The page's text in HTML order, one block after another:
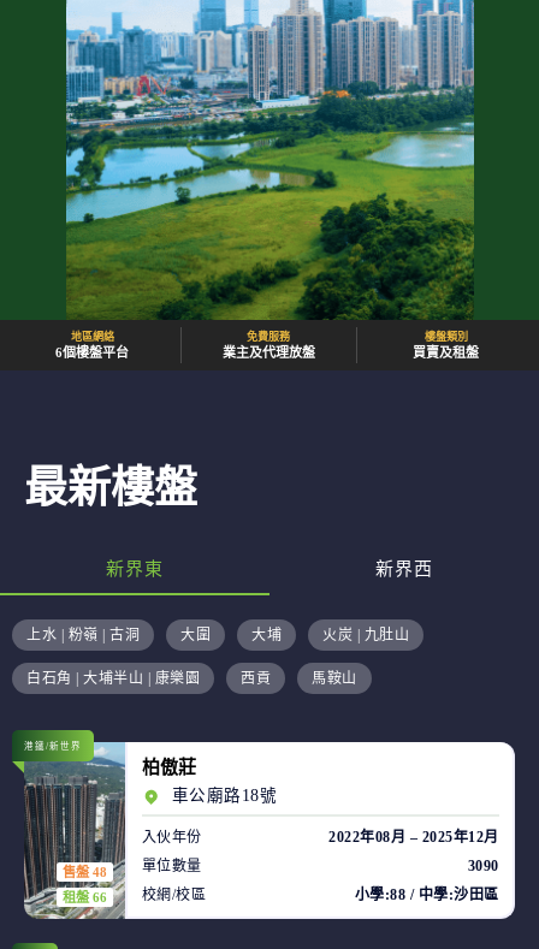
地區網絡
6個樓盤平台
免費服務
業主及代理放盤
樓盤類別
買賣及租盤
最新樓盤
新界東 新界西
上水 | 粉嶺 | 古洞 大圍 大埔 火炭 | 九肚山
白石角 | 大埔半山 | 康樂園 西貢 馬鞍山
售盤 48
租盤 66
港鐵/新世界
柏傲莊
車公廟路18號
入伙年份
2022年08月 – 2025年12月
單位數量
3090
校網/校區
小學:88 / 中學:沙田區